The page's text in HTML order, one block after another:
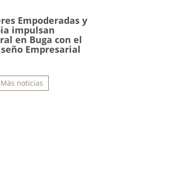
Empoderadas y
impulsan
en Buga con el
Empresarial
Más noticias